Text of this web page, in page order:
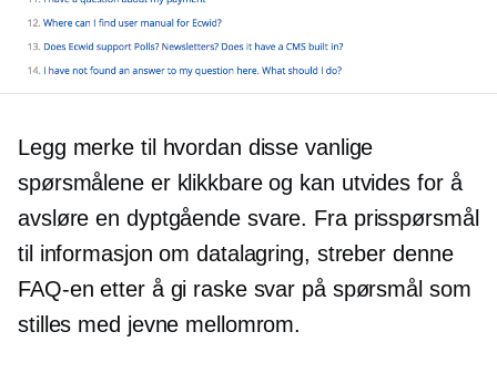
Legg merke til hvordan disse vanlige
spørsmålene er klikkbare og kan utvides for å
avsløre en dyptgåendesvare. Fra prisspørsmål
til informasjon om datalagring, streber denne
FAQ-en etter å gi raske svar på spørsmål som
stilles med jevne mellomrom.